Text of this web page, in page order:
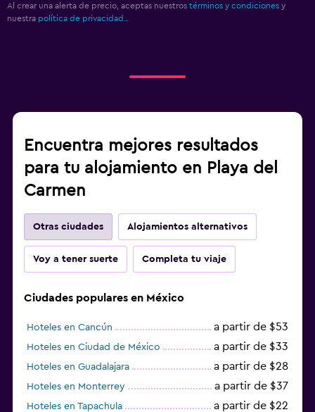
Al crear una alerta de precio, aceptas nuestros términos y condiciones y
nuestra política de privacidad.
Encuentra mejores resultados
para tu alojamiento en Playa del
Carmen
Otras ciudades Alojamientos alternativos
Voy a tener suerte Completa tu viaje
Ciudades populares en México
Hoteles en Cancún a partir de $53
Hoteles en Ciudad de México a partir de $33
Hoteles en Guadalajara a partir de $28
Hoteles en Monterrey a partir de $37
Hoteles en Tapachula a partir de $22